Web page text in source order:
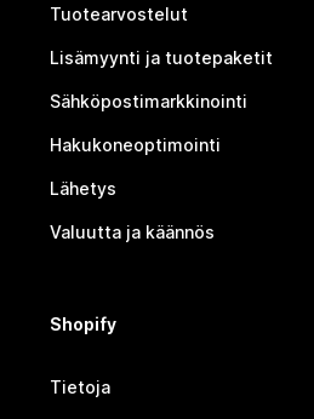
Tuotearvostelut
Lisämyynti ja tuotepaketit
Sähköpostimarkkinointi
Hakukoneoptimointi
Lähetys
Valuutta ja käännös
Shopify
Tietoja